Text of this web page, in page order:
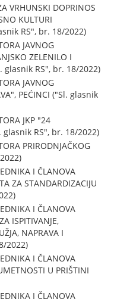
VRHUNSKI DOPRINOS
KULTURI
RS", br. 18/2022)
JAVNOG
ZELENILO I
glasnik RS", br. 18/2022)
JAVNOG
PEĆINCI ("Sl. glasnik
JKP "24
glasnik RS", br. 18/2022)
PRIRODNJAČKOG
I ČLANOVA
ZA STANDARDIZACIJU
I ČLANOVA
ISPITIVANJE,
NAPRAVA I
2022)
I ČLANOVA
U PRIŠTINI
I ČLANOVA